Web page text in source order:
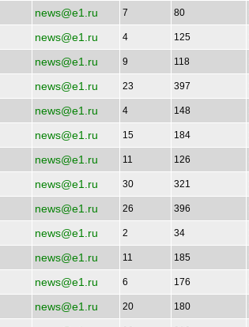
news@e1.ru 7 80
news@e1.ru 4 125
news@e1.ru 9 118
news@e1.ru 23 397
news@e1.ru 4 148
news@e1.ru 15 184
news@e1.ru 11 126
news@e1.ru 30 321
news@e1.ru 26 396
news@e1.ru 2 34
news@e1.ru 11 185
news@e1.ru 6 176
news@e1.ru 20 180